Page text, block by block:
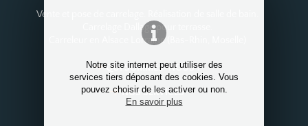
Notre site internet peut utiliser des
services tiers déposant des cookies. Vous
pouvez choisir de les activer ou non.
En savoir plus
Vente et pose de carrelage. Réalisation de salle de bain.
Carrelage Dallage pour terrasse.
Carreleur en Alsace Lorraine (Bas-Rhin, Moselle)
QUI SOMMES-NOUS ?
NOS SERVICES